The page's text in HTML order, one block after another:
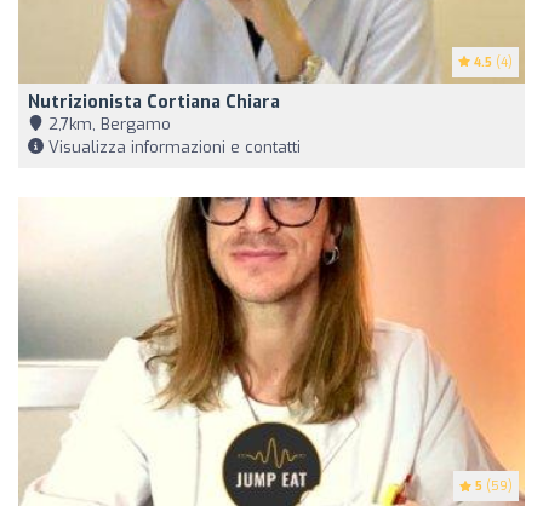
4.5 (4)
Nutrizionista Cortiana Chiara
2,7km, Bergamo
Visualizza informazioni e contatti
5 (59)